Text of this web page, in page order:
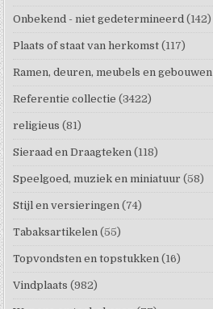
Onbekend - niet gedetermineerd (142)
Plaats of staat van herkomst (117)
Ramen, deuren, meubels en gebouwen
Referentie collectie (3422)
religieus (81)
Sieraad en Draagteken (118)
Speelgoed, muziek en miniatuur (58)
Stijl en versieringen (74)
Tabaksartikelen (55)
Topvondsten en topstukken (16)
Vindplaats (982)